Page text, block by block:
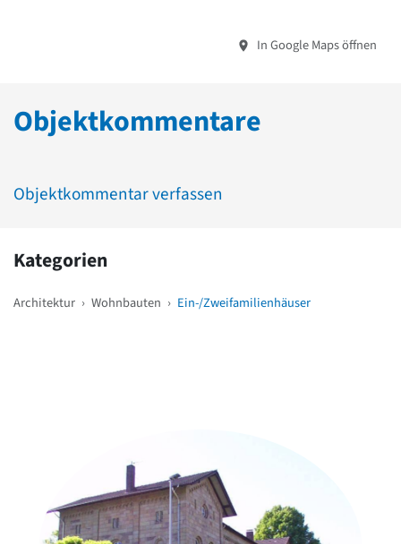
In Google Maps öffnen
Objektkommentare
Objektkommentar verfassen
Kategorien
Architektur › Wohnbauten › Ein-/Zweifamilienhäuser